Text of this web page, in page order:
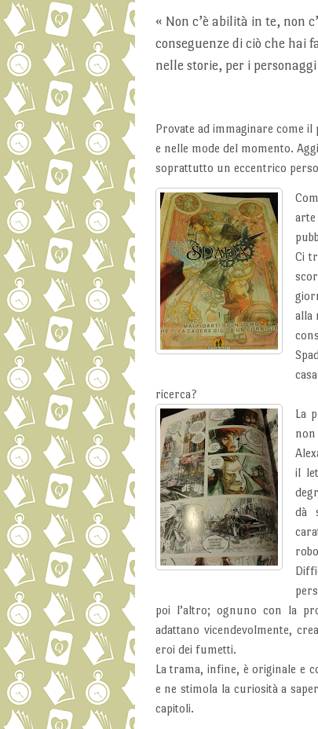
« Non c’è abilità in te, non
conseguenze di ciò che hai
nelle storie, per i
Provate ad immaginare come
e nelle mode del momento.
soprattutto un eccentrico
Ci
alla
ricerca?
La
non
il
dà
poi l’altro; ognuno con la
adattano vicendevolmente,
eroi dei fumetti.
La trama, infine, è originale e
e ne stimola la curiosità a
capitoli.